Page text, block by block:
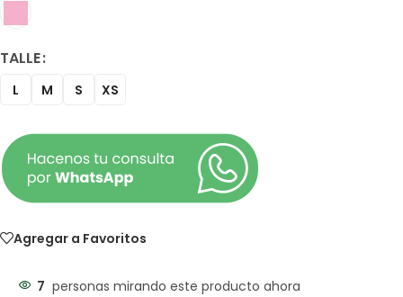
TALLE
L M S XS
Agregar a Favoritos
7 personas mirando este producto ahora